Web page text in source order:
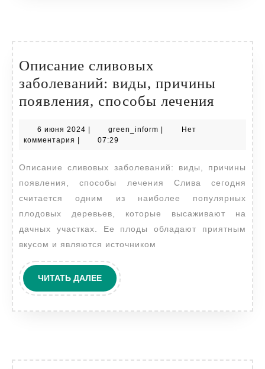
Описание сливовых
заболеваний: виды, причины
появления, способы лечения
виды,
6 июня 2024 6
июня
green_inform green_inform
Нет
комментария
07:29
Описание сливовых заболеваний: виды, причины
появления, способы лечения Слива сегодня
считается одним из наиболее популярных
плодовых деревьев, которые высаживают на
дачных участках. Ее плоды обладают приятным
вкусом и являются источником
ЧИТАТЬ ДАЛЕЕЧИТАТЬ
ДАЛЕЕ